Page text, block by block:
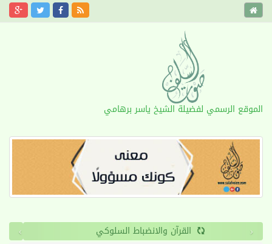
الموقع الرسمي لفضيلة الشيخ ياسر برهامي
القرآن والانضباط السلوكي ‹
›